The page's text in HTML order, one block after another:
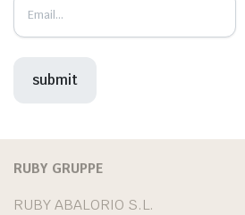
RUBY GRUPPE
RUBY ABALORIO S.L.